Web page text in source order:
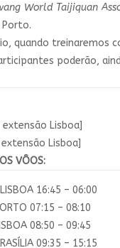
World Taijiquan
Porto.
quando treinaremos
poderão,
Lisboa]
Lisboa]
VÔOS:
16:45 – 06:00
07:15 – 08:10
08:50 – 09:45
09:35 – 15:15